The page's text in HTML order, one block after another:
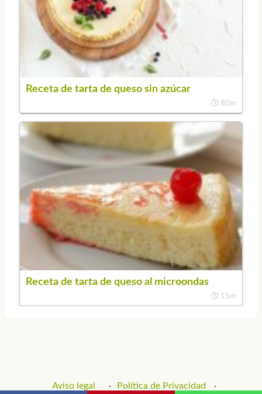
Receta de tarta de queso sin azúcar
80m
Receta de tarta de queso al microondas
15m
Aviso legal Política de Privacidad